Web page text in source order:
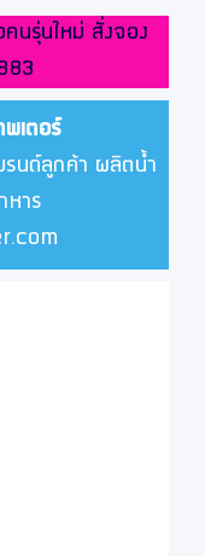
พเตอร์
นด์ลูกค้า ผลิตน้ำ
หาร